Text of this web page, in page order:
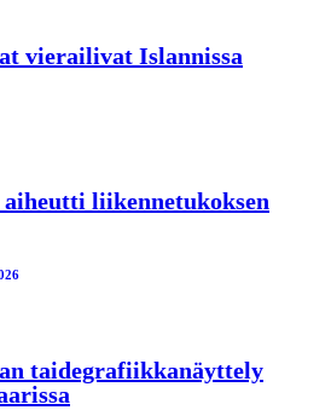
vierailivat Islannissa
liikennetukoksen
taidegrafiikkanäyttely